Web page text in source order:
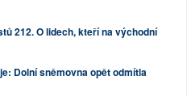
212. O lidech, kteří na východní
Dolní sněmovna opět odmítla